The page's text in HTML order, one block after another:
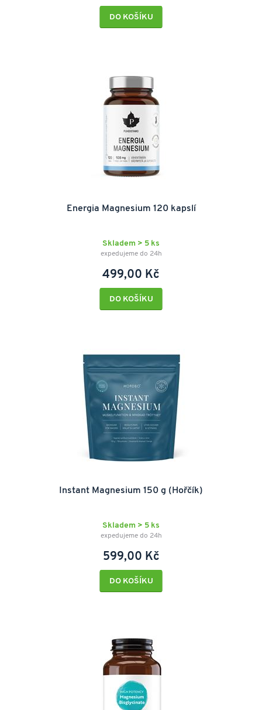
DO KOŠÍKU
Energia Magnesium 120 kapslí
Skladem > 5 ks
expedujeme do 24h
499,00 Kč
DO KOŠÍKU
Instant Magnesium 150 g (Hořčík)
Skladem > 5 ks
expedujeme do 24h
599,00 Kč
DO KOŠÍKU